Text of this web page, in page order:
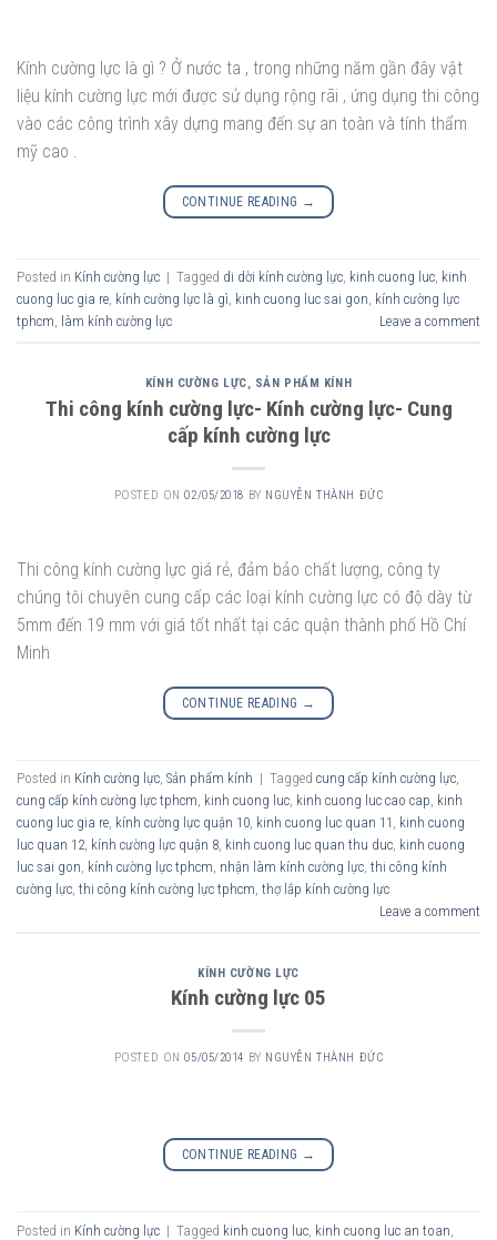
Kính cường lực là gì ? Ở nước ta , trong những năm gần đây vật
liệu kính cường lực mới được sử dụng rộng rãi , ứng dụng thi công
vào các công trình xây dựng mang đến sự an toàn và tính thẩm
mỹ cao .
CONTINUE READING →
Posted in Kính cường lực | Tagged di dời kính cường lực, kinh cuong luc, kinh
cuong luc gia re, kính cường lực là gì, kinh cuong luc sai gon, kính cường lực
tphcm, làm kính cường lực Leave a comment
KÍNH CƯỜNG LỰC, SẢN PHẨM KÍNH
Thi công kính cường lực- Kính cường lực- Cung
cấp kính cường lực
POSTED ON02/05/2018 BY NGUYỄN THÀNH ĐỨC
Thi công kính cường lực giá rẻ, đảm bảo chất lượng, công ty
chúng tôi chuyên cung cấp các loại kính cường lực có độ dày từ
5mm đến 19 mm với giá tốt nhất tại các quận thành phố Hồ Chí
Minh
CONTINUE READING →
Posted in Kính cường lực Sản phẩm kính | Tagged cung cấp kính cường lực
cung cấp kính cường lực tphcm kinh cuong luc kinh cuong luc cao cap kinh
cuong luc gia re kính cường lực quận 10 kinh cuong luc quan 11 kinh cuong
luc quan 12 kính cường lực quận 8 kinh cuong luc quan thu duc kinh cuong
luc sai gon kính cường lực tphcm nhận làm kính cường lực thi công kính
cường lực thi công kính cường lực tphcm thợ lắp kính cường lực
Leave a comment
KÍNH CƯỜNG LỰC
Kính cường lực 05
POSTED ON05/05/2014 BY NGUYỄN THÀNH ĐỨC
CONTINUE READING →
Posted in Kính cường lực | Tagged kinh cuong luc kinh cuong luc an toan